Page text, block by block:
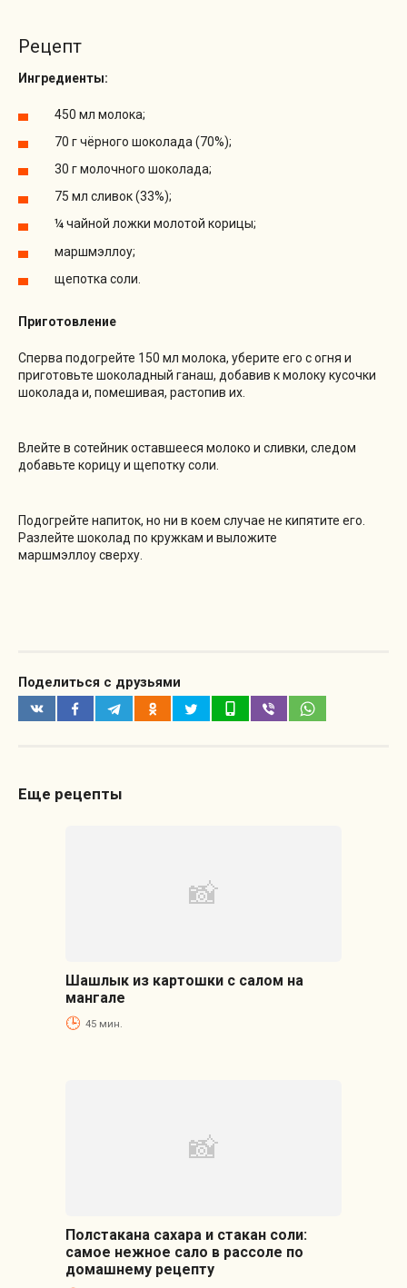
Рецепт
Ингредиенты:
450 мл молока;
70 г чёрного шоколада (70%);
30 г молочного шоколада;
75 мл сливок (33%);
¼ чайной ложки молотой корицы;
маршмэллоу;
щепотка соли.
Приготовление
Сперва подогрейте 150 мл молока, уберите его с огня и
приготовьте шоколадный ганаш, добавив к молоку кусочки
шоколада и, помешивая, растопив их.
Влейте в сотейник оставшееся молоко и сливки, следом
добавьте корицу и щепотку соли.
Подогрейте напиток, но ни в коем случае не кипятите его.
Разлейте шоколад по кружкам и выложите
маршмэллоу сверху.
Поделиться с друзьями
Еще рецепты
Шашлык из картошки с салом на
мангале
45 мин.
Полстакана сахара и стакан соли:
самое нежное сало в рассоле по
домашнему рецепту